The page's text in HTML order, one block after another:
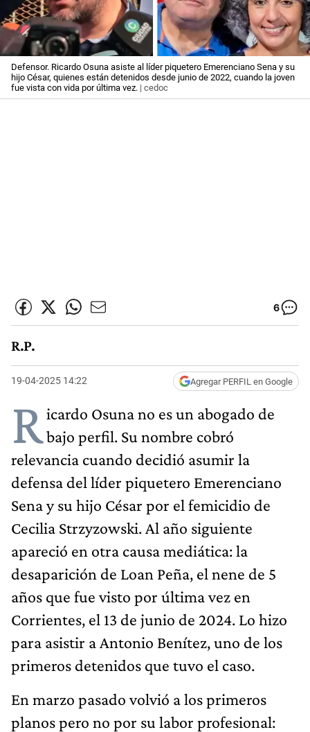
Defensor. Ricardo Osuna asiste al líder piquetero Emerenciano Sena y su
hijo César, quienes están detenidos desde junio de 2022, cuando la joven
fue vista con vida por última vez. | cedoc
6
R.P.
19-04-2025 14:22 Agregar PERFIL en Google
Ricardo Osuna no es un abogado de
bajo perfil. Su nombre cobró
relevancia cuando decidió asumir la
defensa del líder piquetero Emerenciano
Sena y su hijo César por el femicidio de
Cecilia Strzyzowski. Al año siguiente
apareció en otra causa mediática: la
desaparición de Loan Peña, el nene de 5
años que fue visto por última vez en
Corrientes, el 13 de junio de 2024. Lo hizo
para asistir a Antonio Benítez, uno de los
primeros detenidos que tuvo el caso.
En marzo pasado volvió a los primeros
planos pero no por su labor profesional: